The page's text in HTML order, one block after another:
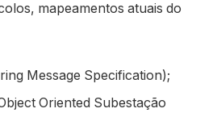
mapeamentos atuais do
Message Specification);
Oriented Subestação